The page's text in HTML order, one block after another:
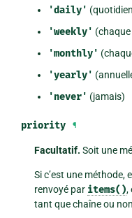
'daily'
'weekly'
'monthly'
'yearly'
'never' (jamais)
priority ¶
Facultatif. Soit une
Si c’est une méthode,
renvoyé par items(),
tant que chaîne ou